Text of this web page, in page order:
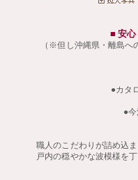
■ 安心
（※但し沖縄県・離島へ
●カタ
●
職人のこだわりが詰め込
戸内の穏やかな波模様を